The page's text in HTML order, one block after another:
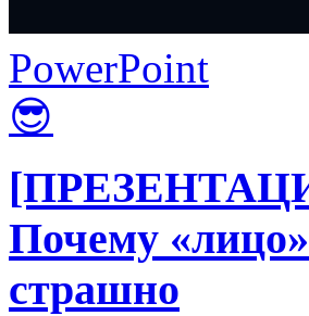
PowerPoint
😎
Почему
страшно